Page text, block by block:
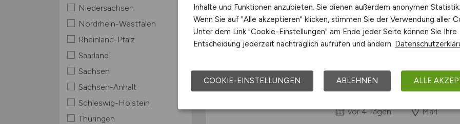
Niedersachsen
Nordrhein-Westfalen
Rheinland-Pfalz
Saarland
Sachsen
Sachsen-Anhalt
Schleswig-Holstein
Thüringen
Kfz-Mechatroniker /
Staplerwerkstatt Marl Vollzeit
Die SYNEQT GmbH ist ein
Chemieparkbetreiber an den
100% Tochtergesellschaft der
stellt kundenkritische Services
SYNEQT
vor 4 Tagen Marl
Inhalte und Funktionen anzubieten. Sie dienen außerdem anonymen
Wenn Sie auf "Alle akzeptieren" klicken, stimmen Sie der Verwendung aller
Unter dem Link "Cookie-Einstellungen" am Ende jeder Seite können Sie Ihre
Entscheidung jederzeit nachträglich aufrufen und ändern.
COOKIE-EINSTELLUNGEN ABLEHNEN ALLE